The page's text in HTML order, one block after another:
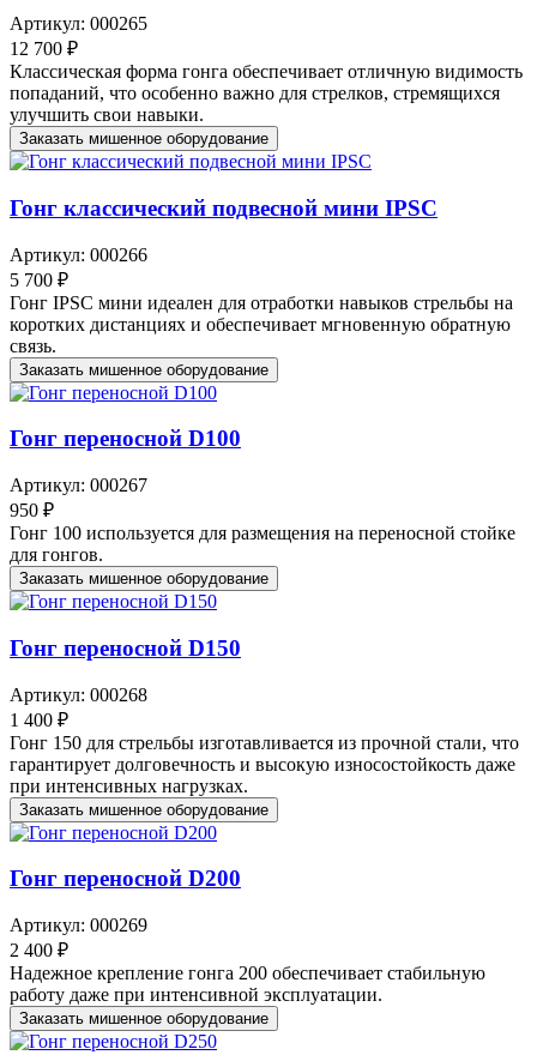
Артикул: 000265
12 700 ₽
Классическая форма гонга обеспечивает отличную видимость
попаданий, что особенно важно для стрелков, стремящихся
улучшить свои навыки.
Заказать мишенное оборудование
Гонг классический подвесной мини IPSC
Артикул: 000266
5 700 ₽
Гонг IPSC мини идеален для отработки навыков стрельбы на
коротких дистанциях и обеспечивает мгновенную обратную
связь.
Заказать мишенное оборудование
Гонг переносной D100
Артикул: 000267
950 ₽
Гонг 100 используется для размещения на переносной стойке
для гонгов.
Заказать мишенное оборудование
Гонг переносной D150
Артикул: 000268
1 400 ₽
Гонг 150 для стрельбы изготавливается из прочной стали, что
гарантирует долговечность и высокую износостойкость даже
при интенсивных нагрузках.
Заказать мишенное оборудование
Гонг переносной D200
Артикул: 000269
2 400 ₽
Надежное крепление гонга 200 обеспечивает стабильную
работу даже при интенсивной эксплуатации.
Заказать мишенное оборудование